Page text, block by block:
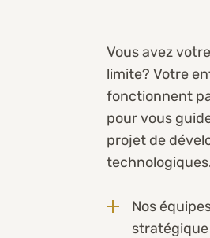
Vous avez
limite? Votre
fonctionnent
pour vous
projet de
Nos